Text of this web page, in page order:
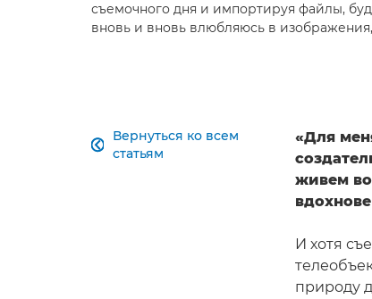
съемочного дня и импортируя файлы,
вновь и вновь влюбляюсь в
Вернуться ко всем
статьям

«Для
живем
И хотя
природу